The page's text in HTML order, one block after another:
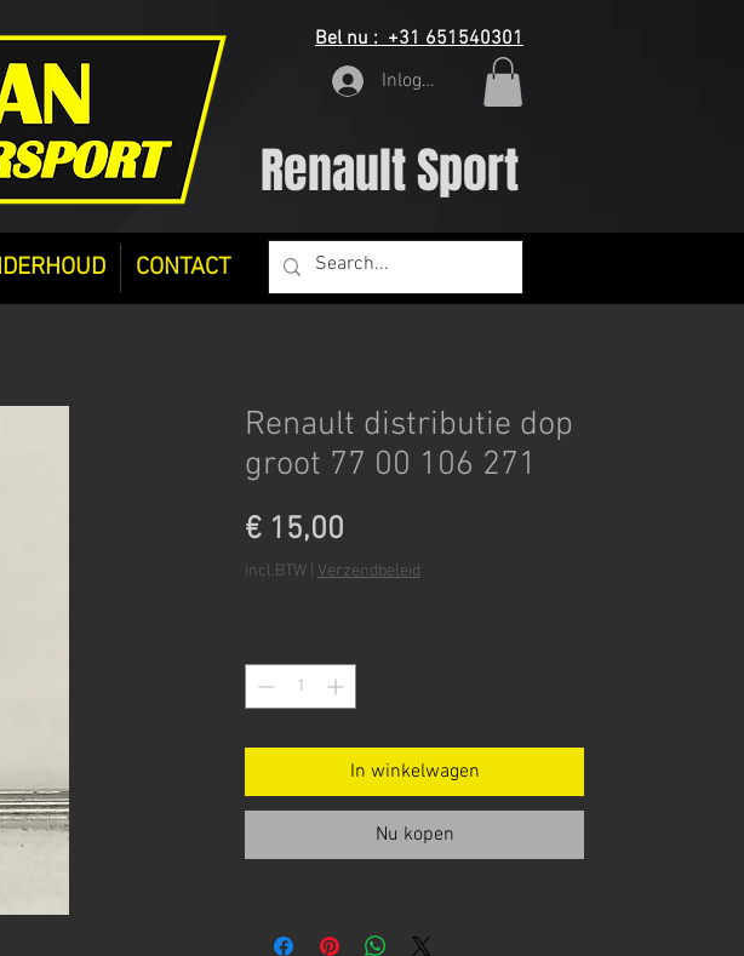
Bel nu : +31 651540301
Inloggen
Renault Sport
Renault distributie dop
groot 77 00 106 271
€ 15,00
incl.BTW Verzendbeleid
In winkelwagen
Nu kopen
CONTACT